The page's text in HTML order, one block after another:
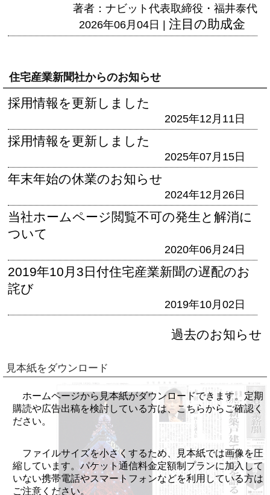
著者：ナビット代表取締役・福井泰代
2026年06月04日 | 注目の助成金
住宅産業新聞社からのお知らせ
採用情報を更新しました
2025年12月11日
採用情報を更新しました
2025年07月15日
年末年始の休業のお知らせ
2024年12月26日
当社ホームページ閲覧不可の発生と解消に
ついて
2020年06月24日
2019年10月3日付住宅産業新聞の遅配のお
詫び
2019年10月02日
過去のお知らせ
見本紙をダウンロード
ホームページから見本紙がダウンロードできます。定期
購読や広告出稿を検討している方は、こちらからご確認く
ださい。
ファイルサイズを小さくするため、見本紙では画像を圧
縮しています。パケット通信料金定額制プランに加入して
いない携帯電話やスマートフォンなどを利用している方は
ご注意ください。